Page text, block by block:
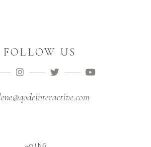
FOLLOW US
D IN